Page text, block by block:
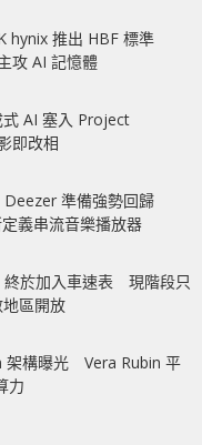
hynix 推出 HBF 標準
攻 AI 記憶體
AI 塞入 Project
即改相
Deezer 準備強勢回歸
義串流音樂播放器
於加入車速表 現階段只
區開放
架構曝光 Vera Rubin 平
力